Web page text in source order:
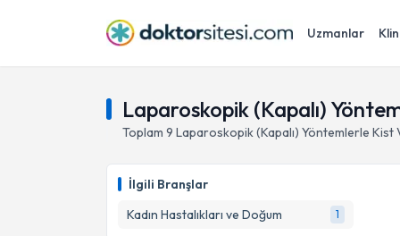
Uzmanlar
Laparoskopik (Kapalı)
Toplam 9 Laparoskopik (Kapalı) Yöntemlerle Kist
İlgili Branşlar
Kadın Hastalıkları ve Doğum
1